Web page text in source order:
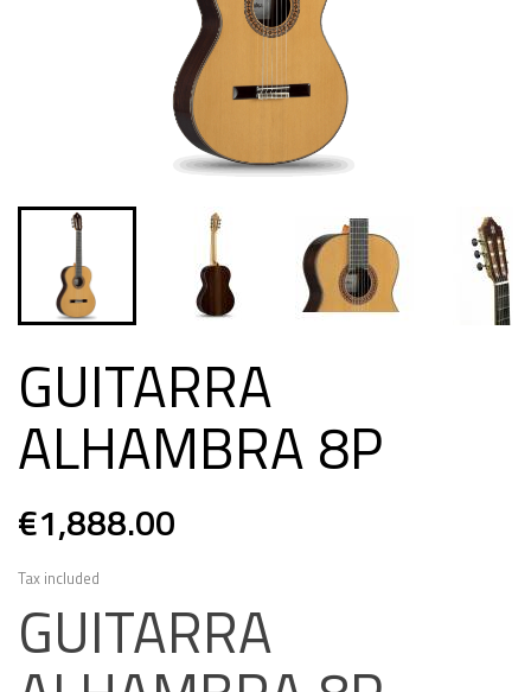
GUITARRA
ALHAMBRA 8P
€1,888.00
Tax included
GUITARRA